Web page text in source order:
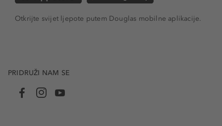
Otkrijte svijet ljepote putem Douglas mobilne aplikacije.
PRIDRUŽI NAM SE